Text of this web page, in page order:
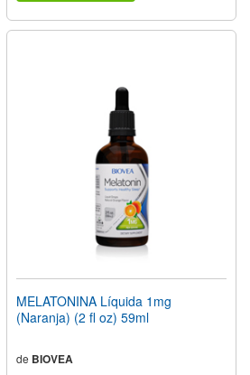
MELATONINA Líquida 1mg
(Naranja) (2 fl oz) 59ml
de BIOVEA